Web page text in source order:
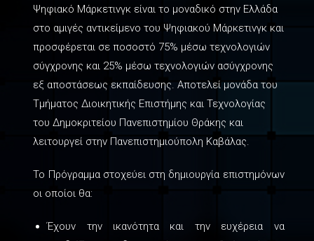
Ψηφιακό Μάρκετινγκ είναι το μοναδικό στην Ελλάδα
στο αμιγές αντικείμενο του Ψηφιακού Μάρκετινγκ και
προσφέρεται σε ποσοστό 75% μέσω τεχνολογιών
σύγχρονης και 25% μέσω τεχνολογιών ασύγχρονης
εξ αποστάσεως εκπαίδευσης. Αποτελεί μονάδα του
Τμήματος Διοικητικής Επιστήμης και Τεχνολογίας
του Δημοκριτείου Πανεπιστημίου Θράκης και
λειτουργεί στην Πανεπιστημιούπολη Καβάλας.
Το Πρόγραμμα στοχεύει στη δημιουργία επιστημόνων
οι οποίοι θα:
Έχουν την ικανότητα και την ευχέρεια να